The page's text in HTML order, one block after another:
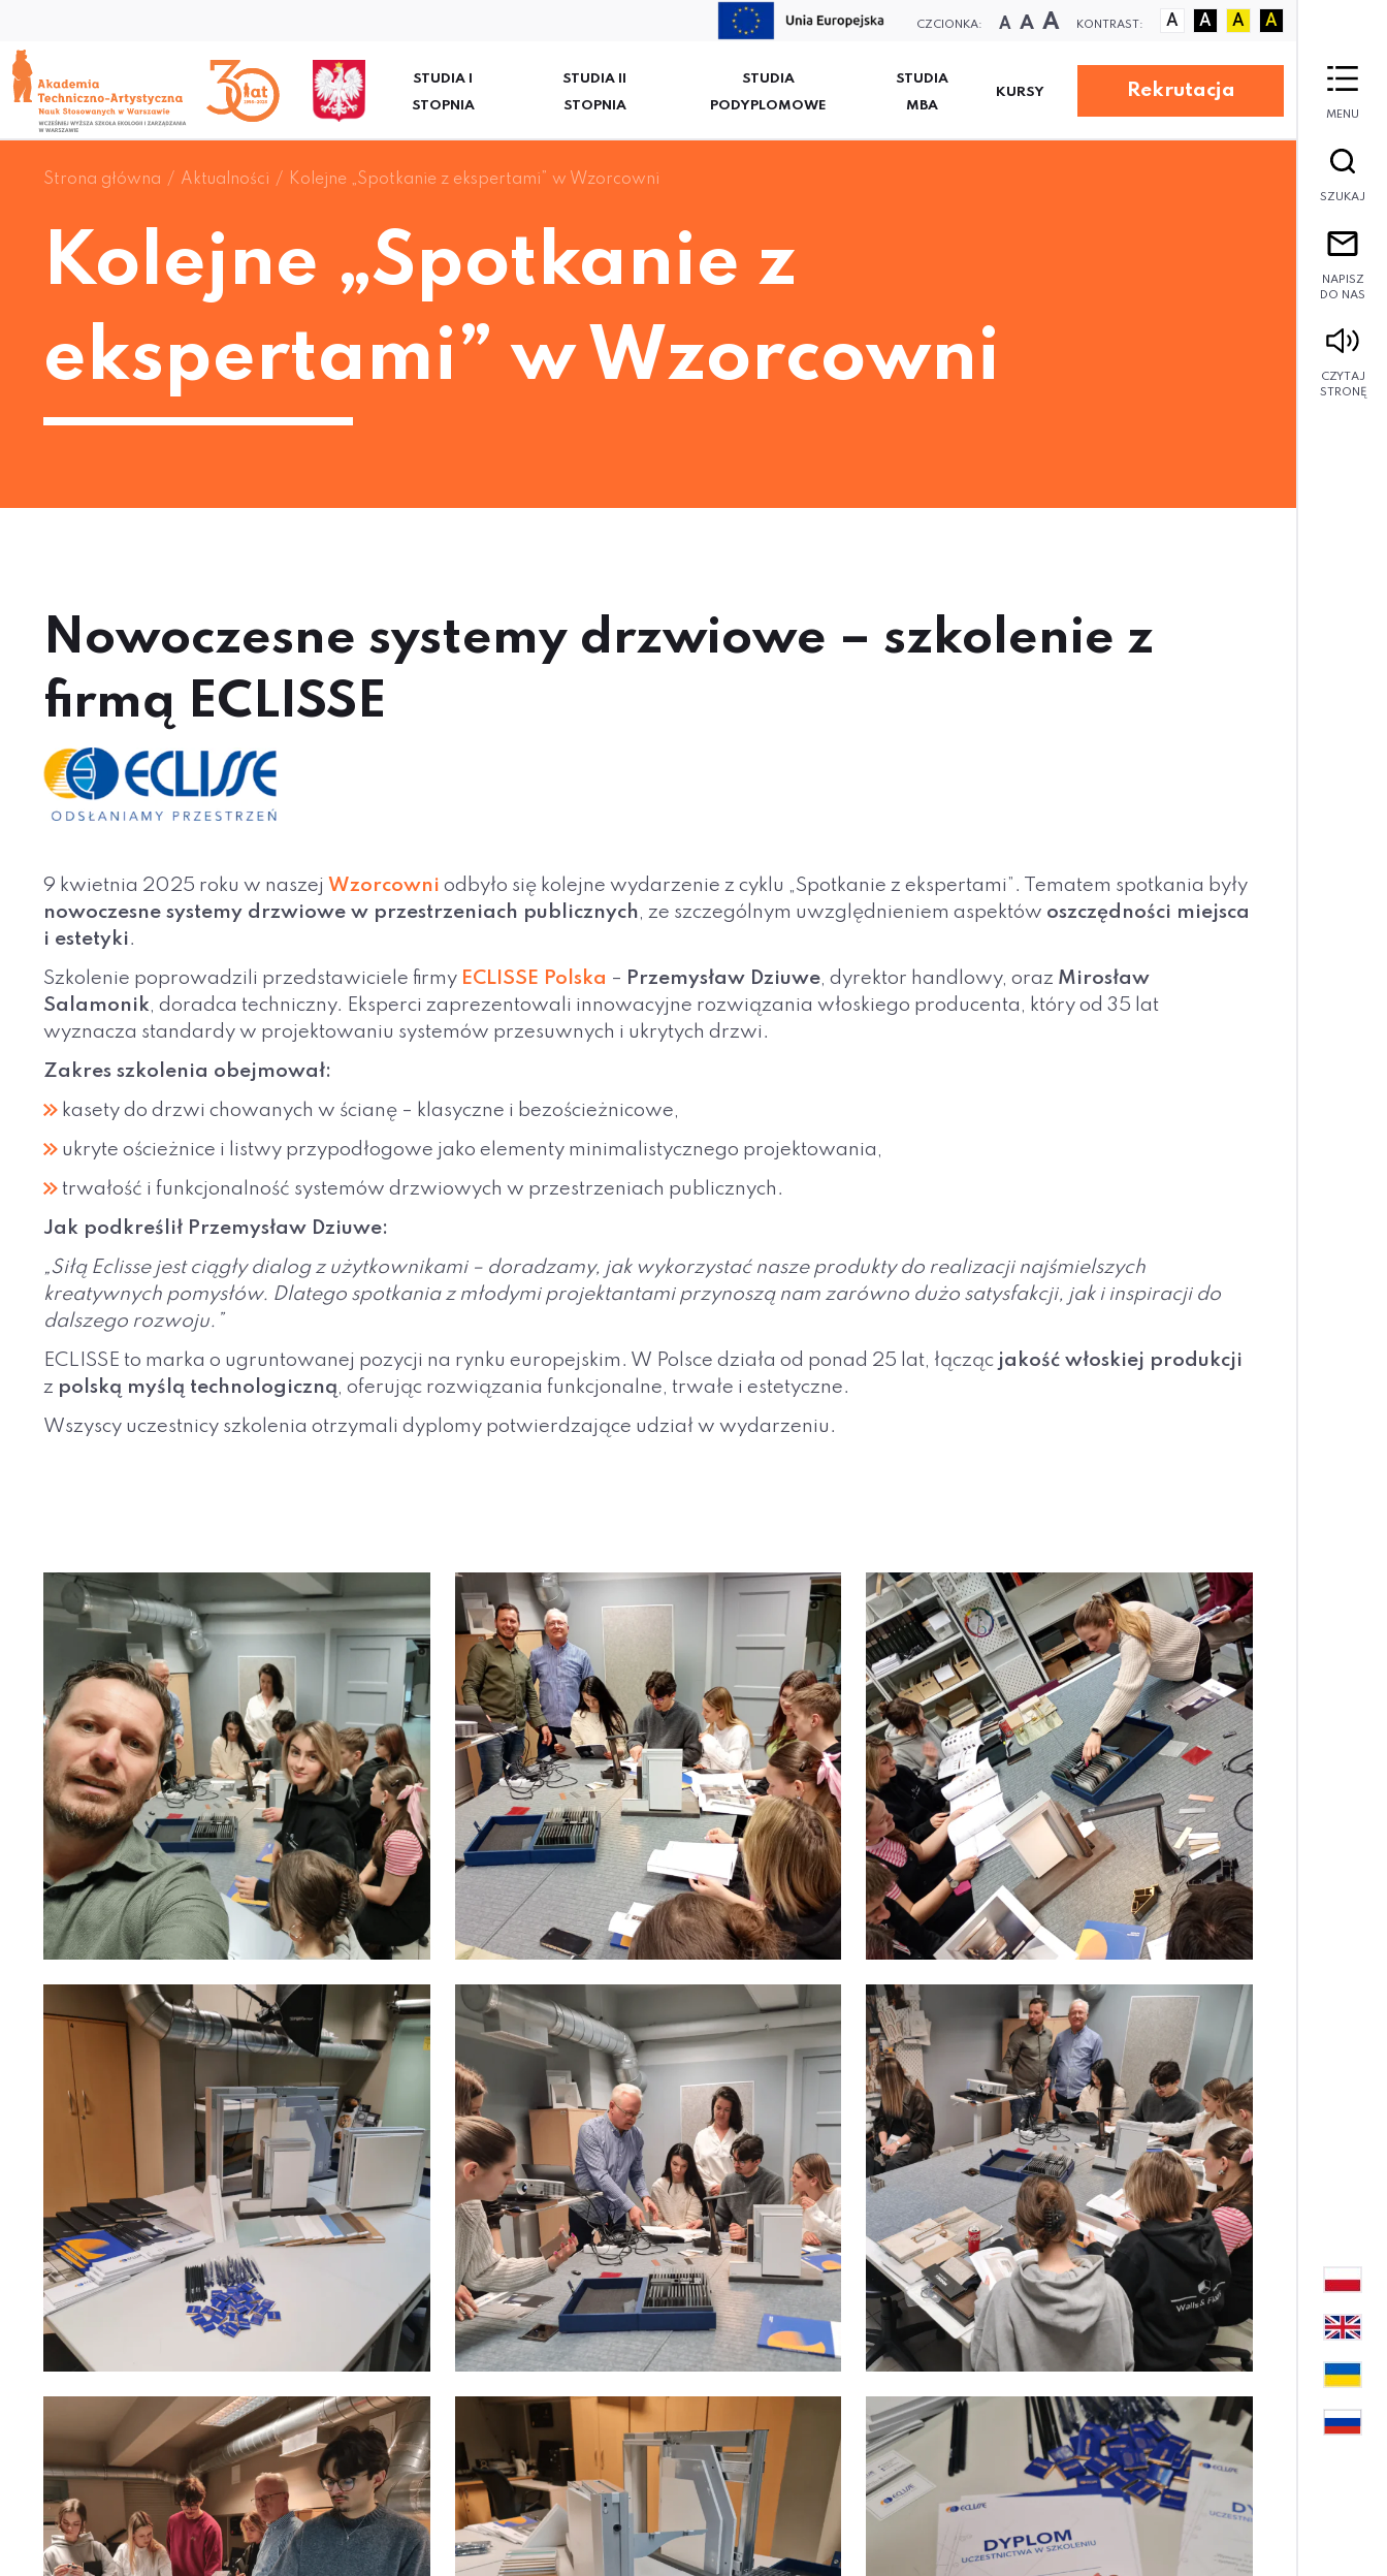
CZCIONKA: A A A KONTRAST: A A A A
STUDIA I
STOPNIA
STUDIA II
STOPNIA
STUDIA
PODYPLOMOWE
STUDIA
MBA
KURSY Rekrutacja
MENU
SZUKAJ
NAPISZ
DO NAS
CZYTAJ
STRONĘ
Strona główna Aktualności Kolejne „Spotkanie z ekspertami” w Wzorcowni
Kolejne „Spotkanie z
ekspertami” w Wzorcowni
Nowoczesne systemy drzwiowe – szkolenie z
firmą ECLISSE
9 kwietnia 2025 roku w naszej Wzorcowni odbyło się kolejne wydarzenie z cyklu „Spotkanie z ekspertami”. Tematem spotkania były
nowoczesne systemy drzwiowe w przestrzeniach publicznych, ze szczególnym uwzględnieniem aspektów oszczędności miejsca
i estetyki.
Szkolenie poprowadzili przedstawiciele firmy ECLISSE Polska – Przemysław Dziuwe, dyrektor handlowy, oraz Mirosław
Salamonik, doradca techniczny. Eksperci zaprezentowali innowacyjne rozwiązania włoskiego producenta, który od 35 lat
wyznacza standardy w projektowaniu systemów przesuwnych i ukrytych drzwi.
Zakres szkolenia obejmował:
kasety do drzwi chowanych w ścianę – klasyczne i bezościeżnicowe,
ukryte ościeżnice i listwy przypodłogowe jako elementy minimalistycznego projektowania,
trwałość i funkcjonalność systemów drzwiowych w przestrzeniach publicznych.
Jak podkreślił Przemysław Dziuwe:
„Siłą Eclisse jest ciągły dialog z użytkownikami – doradzamy, jak wykorzystać nasze produkty do realizacji najśmielszych
kreatywnych pomysłów. Dlatego spotkania z młodymi projektantami przynoszą nam zarówno dużo satysfakcji, jak i inspiracji do
dalszego rozwoju.”
ECLISSE to marka o ugruntowanej pozycji na rynku europejskim. W Polsce działa od ponad 25 lat, łącząc jakość włoskiej produkcji
z polską myślą technologiczną, oferując rozwiązania funkcjonalne, trwałe i estetyczne.
Wszyscy uczestnicy szkolenia otrzymali dyplomy potwierdzające udział w wydarzeniu.